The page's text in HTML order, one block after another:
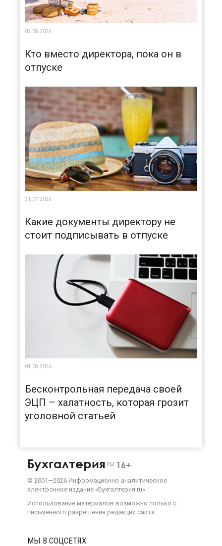
03.08.2026
Кто вместо директора, пока он в
отпуске
31.07.2026
Какие документы директору не
стоит подписывать в отпуске
04.08.2026
Бесконтрольная передача своей
ЭЦП – халатность, которая грозит
уголовной статьей
Бухгалтерия ru 16+
© 2001—2026 Информационно-аналитическое
электронное издание «Бухгалтерия.ru»
Использование материалов возможно только с
письменного разрешения редакции сайта
МЫ В СОЦСЕТЯХ